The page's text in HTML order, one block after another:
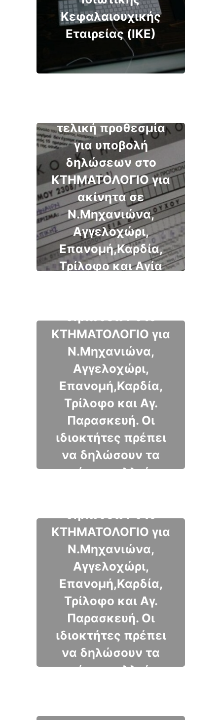
Κεφαλαιουχικής
Εταιρείας (ΙΚΕ)
τελική προθεσμία
για υποβολή
δηλώσεων στο
ΚΤΗΜΑΤΟΛΟΓΙΟ για
ακίνητα σε
Ν.Μηχανιώνα,
Αγγελοχώρι,
Επανομή,Καρδία,
Τρίλοφο και Αγία
Έως 20/2 η
δηλώσεων στο
ΚΤΗΜΑΤΟΛΟΓΙΟ για
Ν.Μηχανιώνα,
Αγγελοχώρι,
Επανομή,Καρδία,
Τρίλοφο και Αγ.
Παρασκευή. Οι
ιδιοκτήτες πρέπει
να δηλώσουν τα
ακίνητα αλλιώς
Δημόσιο.
Έως 10 Ιανουαρίου
δηλώσεων στο
ΚΤΗΜΑΤΟΛΟΓΙΟ για
Ν.Μηχανιώνα,
Αγγελοχώρι,
Επανομή,Καρδία,
Τρίλοφο και Αγ.
Παρασκευή. Οι
ιδιοκτήτες πρέπει
να δηλώσουν τα
ακίνητα αλλιώς